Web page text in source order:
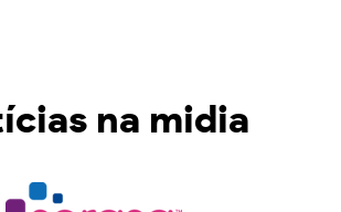
na midia